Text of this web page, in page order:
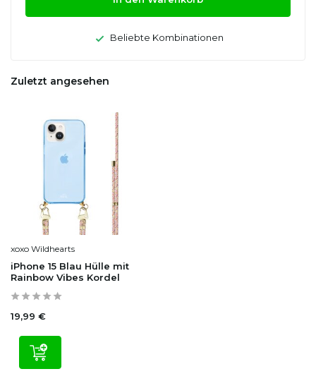
Beliebte Kombinationen
Zuletzt angesehen
xoxo Wildhearts
iPhone 15 Blau Hülle mit
Rainbow Vibes Kordel
19,99 €